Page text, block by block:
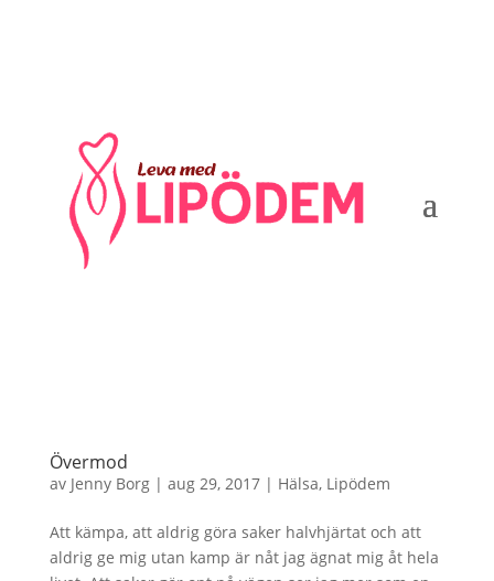
Övermod
av Jenny Borg| aug 29, 2017| Hälsa, Lipödem
Att kämpa, att aldrig göra saker halvhjärtat och att
aldrig ge mig utan kamp är nåt jag ägnat mig åt hela